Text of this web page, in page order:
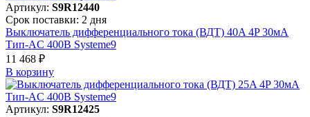
Артикул: S9R12440
Срок поставки: 2 дня
Выключатель дифференциального тока (ВДТ) 40A 4P 30мА
Тип-AC 400В Systeme9
11 468 ₽
В корзинy
Артикул: S9R12425